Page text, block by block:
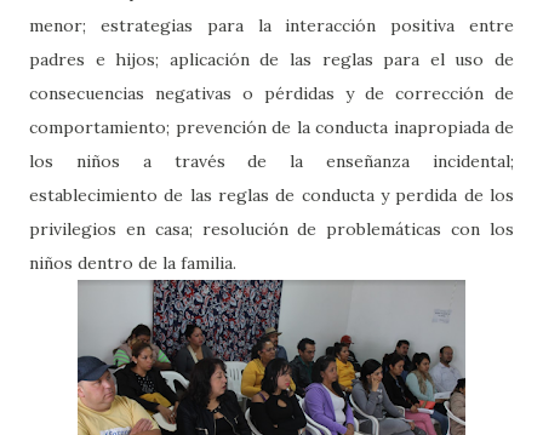
menor; estrategias para la interacción positiva entre
padres e hijos; aplicación de las reglas para el uso de
consecuencias negativas o pérdidas y de corrección de
comportamiento; prevención de la conducta inapropiada de
los niños a través de la enseñanza incidental;
establecimiento de las reglas de conducta y perdida de los
privilegios en casa; resolución de problemáticas con los
niños dentro de la familia.